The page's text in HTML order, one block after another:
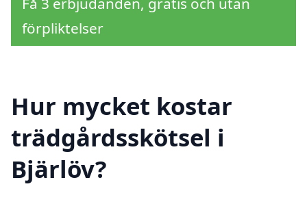
förpliktelser
Hur mycket kostar
trädgårdsskötsel i
Bjärlöv?